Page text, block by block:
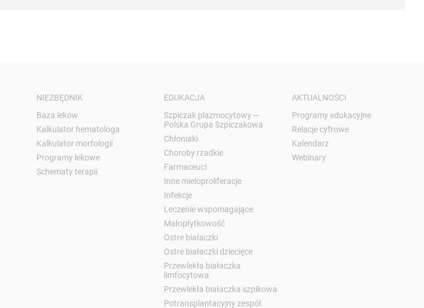
NIEZBĘDNIK
Baza leków
Kalkulator hematologa
Kalkulator morfologii
Programy lekowe
Schematy terapii
EDUKACJA
Szpiczak plazmocytowy —
Polska Grupa Szpiczakowa
Chłoniaki
Choroby rzadkie
Farmaceuci
Inne mieloproliferacje
Infekcje
Leczenie wspomagające
Małopłytkowość
Ostre białaczki
Ostre białaczki dziecięce
Przewlekła białaczka
limfocytowa
Przewlekła białaczka szpikowa
Potransplantacyjny zespół
AKTUALNOŚCI
Programy edukacyjne
Relacje cyfrowe
Kalendarz
Webinary